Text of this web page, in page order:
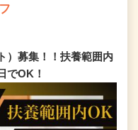
）募集！！扶養範囲内
でOK！